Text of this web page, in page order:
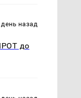
день назад
до